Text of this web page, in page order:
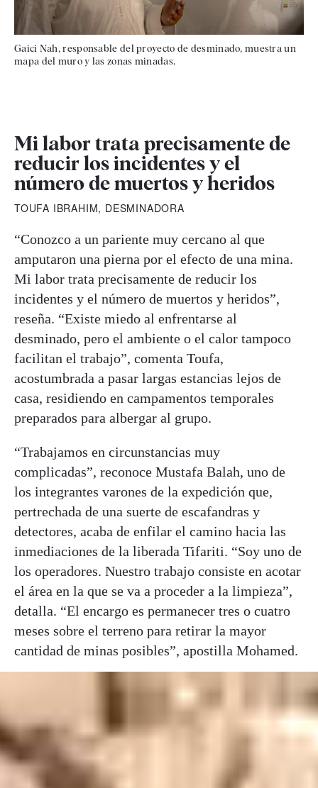
Gaici Nah, responsable del proyecto de desminado, muestra un
mapa del muro y las zonas minadas.
Mi labor trata precisamente de
reducir los incidentes y el
número de muertos y heridos
TOUFA IBRAHIM, DESMINADORA
“Conozco a un pariente muy cercano al que
amputaron una pierna por el efecto de una mina.
Mi labor trata precisamente de reducir los
incidentes y el número de muertos y heridos”,
reseña. “Existe miedo al enfrentarse al
desminado, pero el ambiente o el calor tampoco
facilitan el trabajo”, comenta Toufa,
acostumbrada a pasar largas estancias lejos de
casa, residiendo en campamentos temporales
preparados para albergar al grupo.
“Trabajamos en circunstancias muy
complicadas”, reconoce Mustafa Balah, uno de
los integrantes varones de la expedición que,
pertrechada de una suerte de escafandras y
detectores, acaba de enfilar el camino hacia las
inmediaciones de la liberada Tifariti. “Soy uno de
los operadores. Nuestro trabajo consiste en acotar
el área en la que se va a proceder a la limpieza”,
detalla. “El encargo es permanecer tres o cuatro
meses sobre el terreno para retirar la mayor
cantidad de minas posibles”, apostilla Mohamed.